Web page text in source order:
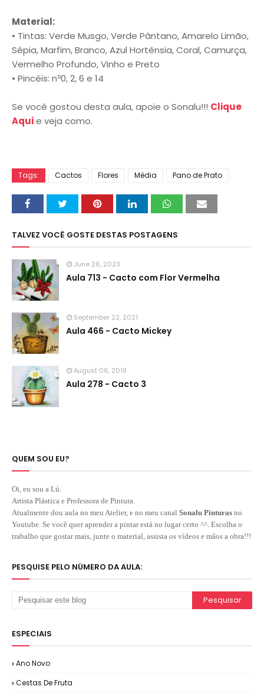
Material:
• Tintas: Verde Musgo, Verde Pântano, Amarelo Limão,
Sépia, Marfim, Branco, Azul Hortênsia, Coral, Camurça,
Vermelho Profundo, Vinho e Preto
• Pincéis: nº0, 2, 6 e 14
Se você gostou desta aula, apoie o Sonalu!!! Clique
Aquie veja como.
Tags: Cactos Flores Média Pano de Prato
TALVEZ VOCÊ GOSTE DESTAS POSTAGENS
June 26, 2023
Aula 713 - Cacto com Flor Vermelha
September 22, 2021
Aula 466 - Cacto Mickey
August 06, 2019
Aula 278 - Cacto 3
QUEM SOU EU?
Oi, eu sou a Lú.
Artista Plástica e Professora de Pintura.
Atualmente dou aula no meu Atelier, e no meu canal Sonalu Pinturas no
Youtube. Se você quer aprender a pintar está no lugar certo ^^. Escolha o
trabalho que gostar mais, junte o material, assista os vídeos e mãos a obra!!!
PESQUISE PELO NÚMERO DA AULA:
ESPECIAIS
Ano Novo
Cestas De Fruta